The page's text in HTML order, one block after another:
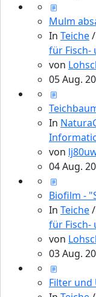
Mulm
In Teiche/
für Fisch-
von
05 Aug.
In
von
04 Aug.
Biofilm -
In Teiche/
für Fisch-
von
03 Aug.
Filter und